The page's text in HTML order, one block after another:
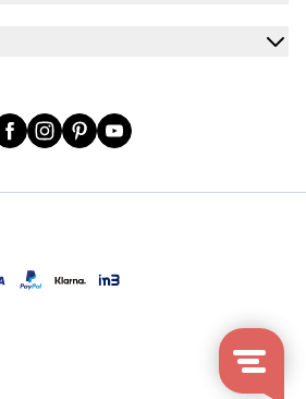
Facebook
Instagram
PinterestYouTube